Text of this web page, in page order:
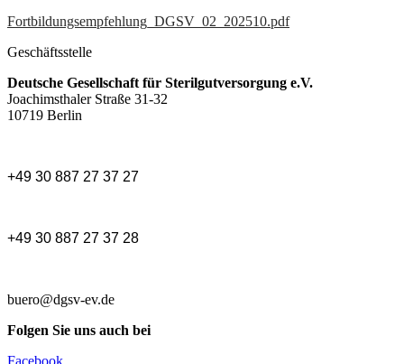
Fortbildungsempfehlung_DGSV_02_202510.pdf
Geschäftsstelle
Deutsche Gesellschaft für Sterilgutversorgung e.V.
Joachimsthaler Straße 31-32
10719 Berlin
+49 30 887 27 37 27
+49 30 887 27 37 28
buero@dgsv-ev.de
Folgen Sie uns auch bei